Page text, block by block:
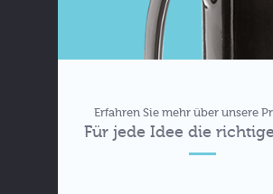
Erfahren Sie mehr über unsere
Für jede Idee die